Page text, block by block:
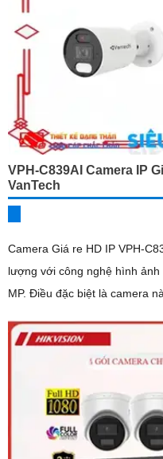
VPH-C839AI Camera IP
VanTech
Camera Giá re HD IP VPH-
lượng với công nghệ hình
MP. Điều đặc biệt là camera